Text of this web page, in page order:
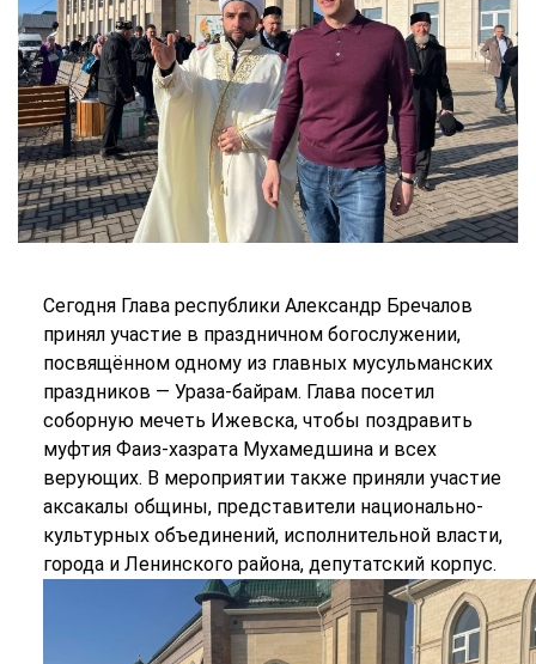
Сегодня Глава республики Александр Бречалов
принял участие в праздничном богослужении,
посвящённом одному из главных мусульманских
праздников — Ураза-байрам. Глава посетил
соборную мечеть Ижевска, чтобы поздравить
муфтия Фаиз-хазрата Мухамедшина и всех
верующих. В мероприятии также приняли участие
аксакалы общины, представители национально-
культурных объединений, исполнительной власти,
города и Ленинского района, депутатский корпус.